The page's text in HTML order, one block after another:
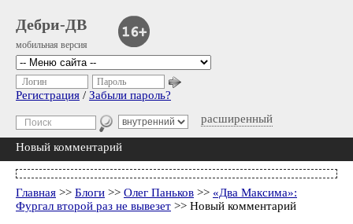
Дебри-ДВ
мобильная версия
расширенный
Логин Пароль
Регистрация / Забыли пароль?
Новый комментарий
Главная >> Блоги >> Олег Паньков >> «Два Максима»:
Фургал второй раз не вывезет >> Новый комментарий